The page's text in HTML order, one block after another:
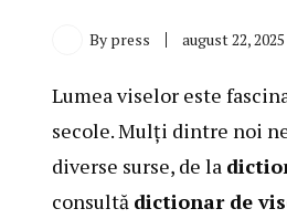
By press august 22, 2025
Lumea viselor este
secole. Mulți dintre noi
diverse surse, de la
consultă dictionar de